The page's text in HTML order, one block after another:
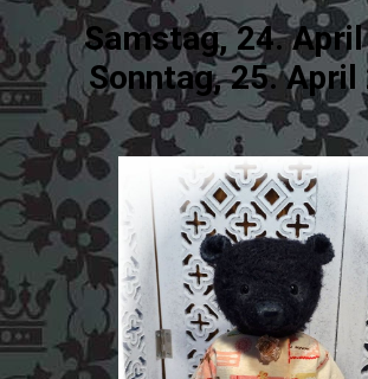
Samstag, 24.
Sonntag, 25. April